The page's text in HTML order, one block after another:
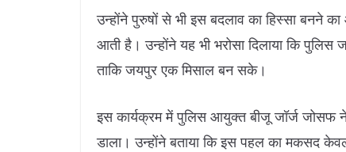
उन्होंने पुरुषों से भी इस बदलाव का हिस्सा बनने
आती है। उन्होंने यह भी भरोसा दिलाया कि
ताकि जयपुर एक मिसाल बन सके।
इस कार्यक्रम में पुलिस आयुक्त बीजू जॉर्ज जोसफ ने
डाला। उन्होंने बताया कि इस पहल का मकसद